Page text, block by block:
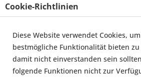
Cookie-Richtlinien
Diese Website verwendet Cookies,
bestmögliche Funktionalität bieten
damit nicht einverstanden sein
folgende Funktionen nicht zur